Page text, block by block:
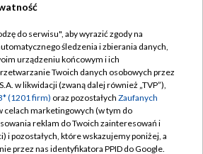
TVP
TVP
Cyfrowa
Regulamin TVP
prywatności
Moje zgody
Pomoc
do serwisu", aby wyrazić zgody na
śledzenia i zbierania danych,
urządzeniu końcowym i ich
Twoich danych osobowych przez
w likwidacji (zwaną dalej również „TVP”),
(1201 firm) oraz pozostałych Zaufanych
celach marketingowych (w tym do
reklam do Twoich zainteresowań i
i pozostałych, które wskazujemy poniżej, a
przez nas identyfikatora PPID do Google.